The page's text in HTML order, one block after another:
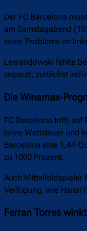
Der FC Barcelona
am Samstagabend
seine Probleme im
Lewandowski fehlte
separat, zunächst
Die Winamax-
FC Barcelona trifft auf
keine Wettsteuer und
Barcelona eine 1,44-
zu 1000 Prozent.
Auch Mittelfeldspieler
Verfügung, wie Hansi
Ferran Torres